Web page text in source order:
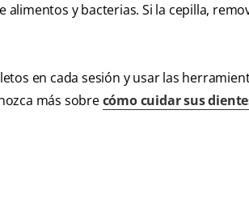
alimentos y bacterias. Si la cepilla,
en cada sesión y usar las
más sobrecómo cuidar sus